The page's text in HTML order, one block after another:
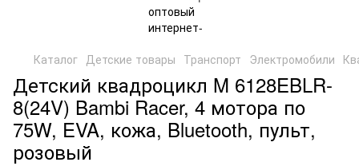
Каталог Детские товары Транспорт Электромобили
Детский квадроцикл M 6128EBLR-
8(24V) Bambi Racer, 4 мотора по
75W, EVA, кожа, Bluetooth, пульт,
розовый